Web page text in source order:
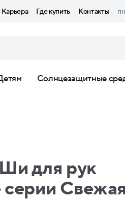
Карьера Где купить Контакты
Солнцезащитные
для рук
серии Свежая